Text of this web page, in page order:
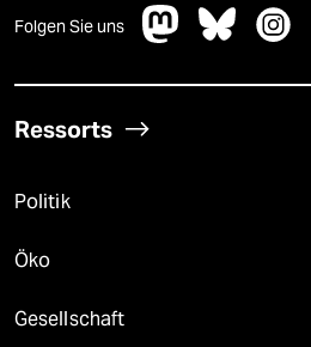
Folgen Sie uns
Ressorts
Politik
Öko
Gesellschaft